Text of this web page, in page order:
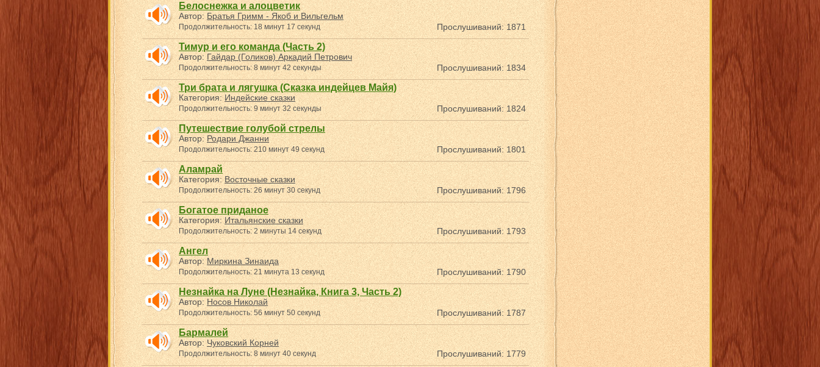
Белоснежка и алоцветик
Автор:Братья Гримм - Якоб и Вильгельм
Прослушиваний: 1871
Продолжительность: 18 минут 17 секунд
Тимур и его команда (Часть 2)
Автор:Гайдар (Голиков) Аркадий Петрович
Прослушиваний: 1834
Продолжительность: 8 минут 42 секунды
Три брата и лягушка (Сказка индейцев Майя)
Категория:Индейские сказки
Прослушиваний: 1824
Продолжительность: 9 минут 32 секунды
Путешествие голубой стрелы
Автор:Родари Джанни
Прослушиваний: 1801
Продолжительность: 210 минут 49 секунд
Аламрай
Категория:Восточные сказки
Прослушиваний: 1796
Продолжительность: 26 минут 30 секунд
Богатое приданое
Категория:Итальянские сказки
Прослушиваний: 1793
Продолжительность: 2 минуты 14 секунд
Ангел
Автор:Миркина Зинаида
Прослушиваний: 1790
Продолжительность: 21 минута 13 секунд
Незнайка на Луне (Незнайка, Книга 3, Часть 2)
Автор:Носов Николай
Прослушиваний: 1787
Продолжительность: 56 минут 50 секунд
Бармалей
Автор:Чуковский Корней
Прослушиваний: 1779
Продолжительность: 8 минут 40 секунд